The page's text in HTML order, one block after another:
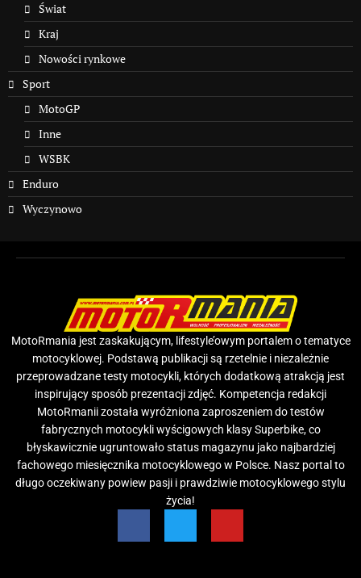
Świat
Kraj
Nowości rynkowe
Sport
MotoGP
Inne
WSBK
Enduro
Wyczynowo
MotoRmania jest zaskakującym, lifestyle’owym portalem o tematyce
motocyklowej. Podstawą publikacji są rzetelnie i niezależnie
przeprowadzane testy motocykli, których dodatkową atrakcją jest
inspirujący sposób prezentacji zdjęć. Kompetencja redakcji
MotoRmanii została wyróżniona zaproszeniem do testów
fabrycznych motocykli wyścigowych klasy Superbike, co
błyskawicznie ugruntowało status magazynu jako najbardziej
fachowego miesięcznika motocyklowego w Polsce. Nasz portal to
długo oczekiwany powiew pasji i prawdziwie motocyklowego stylu
życia!